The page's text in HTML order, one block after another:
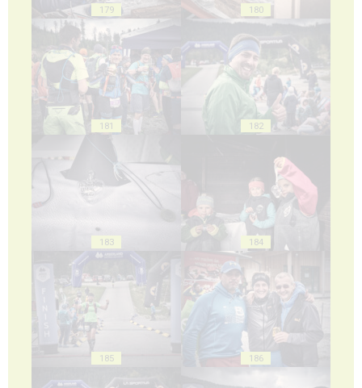
179 180
181 182
183 184
185 186